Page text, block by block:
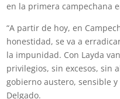
en la primera campechana
“A partir de hoy, en
honestidad, se va a
la impunidad. Con Layda
privilegios, sin excesos, sin
gobierno austero, sensible
Delgado.